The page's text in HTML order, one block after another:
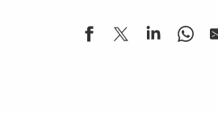
participe ainsi à embellir la